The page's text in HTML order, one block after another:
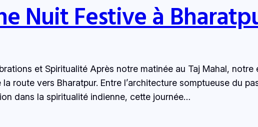
Nuit Festive à
et Spiritualité Après notre matinée au Taj Mahal, notre
route vers Bharatpur. Entre l’architecture somptueuse du
dans la spiritualité indienne, cette journée…